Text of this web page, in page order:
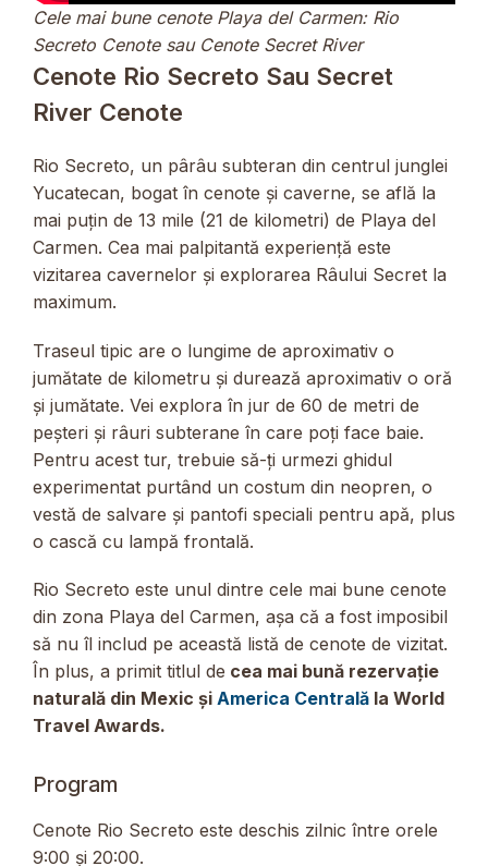
Cele mai bune cenote Playa del Carmen: Rio
Secreto Cenote sau Cenote Secret River
Cenote Rio Secreto Sau Secret
River Cenote
Rio Secreto, un pârâu subteran din centrul junglei
Yucatecan, bogat în cenote și caverne, se află la
mai puțin de 13 mile (21 de kilometri) de Playa del
Carmen. Cea mai palpitantă experiență este
vizitarea cavernelor și explorarea Râului Secret la
maximum.
Traseul tipic are o lungime de aproximativ o
jumătate de kilometru și durează aproximativ o oră
și jumătate. Vei explora în jur de 60 de metri de
peșteri și râuri subterane în care poți face baie.
Pentru acest tur, trebuie să-ți urmezi ghidul
experimentat purtând un costum din neopren, o
vestă de salvare și pantofi speciali pentru apă, plus
o cască cu lampă frontală.
Rio Secreto este unul dintre cele mai bune cenote
din zona Playa del Carmen, așa că a fost imposibil
să nu îl includ pe această listă de cenote de vizitat.
În plus, a primit titlul de cea mai bună rezervație
naturală din Mexic și America Centrală la World
Travel Awards.
Program
Cenote Rio Secreto este deschis zilnic între orele
9:00 și 20:00.